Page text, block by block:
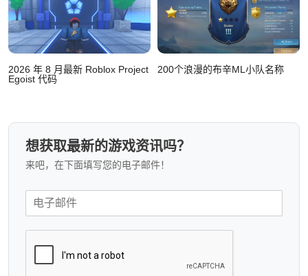
2026 年 8 月最新 Roblox Project
Egoist 代码
200个浪漫的布辛ML小队名称
想获取最新的游戏资讯吗？
来吧，在下面填写您的电子邮件！